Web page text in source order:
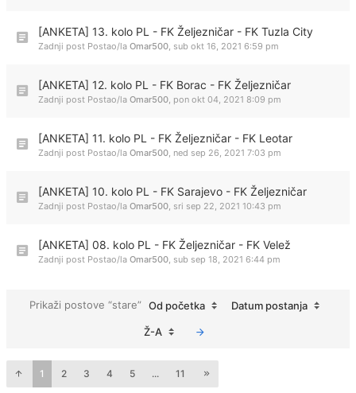
[ANKETA] 13. kolo PL - FK Željezničar - FK Tuzla City
Zadnji post Postao/la Omar500, sub okt 16, 2021 6:59 pm
[ANKETA] 12. kolo PL - FK Borac - FK Željezničar
Zadnji post Postao/la Omar500, pon okt 04, 2021 8:09 pm
[ANKETA] 11. kolo PL - FK Željezničar - FK Leotar
Zadnji post Postao/la Omar500, ned sep 26, 2021 7:03 pm
[ANKETA] 10. kolo PL - FK Sarajevo - FK Željezničar
Zadnji post Postao/la Omar500, sri sep 22, 2021 10:43 pm
[ANKETA] 08. kolo PL - FK Željezničar - FK Velež
Zadnji post Postao/la Omar500, sub sep 18, 2021 6:44 pm
Prikaži postove “stare” Od početka Datum postanja
Ž-A
1 2 3 4 5 ... 11